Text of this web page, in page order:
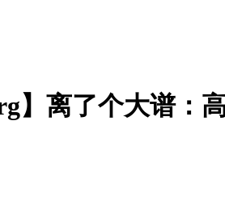
】离了个大谱：